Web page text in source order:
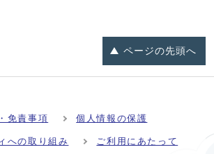
ページの先頭へ
免責事項 個人情報の保護
への取り組み ご利用にあたって